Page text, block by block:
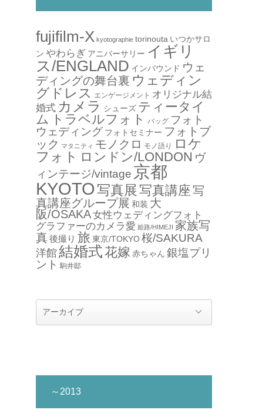
fujifilm-X kyotographie torinouta いつかサロ
ン やわらぎ アニバーサリー イギリ
ス/ENGLAND インバウンド ウェ
ディングの舞台裏 ウェディン
グドレス エンゲージメント オリジナル結
婚式 カメラ シューズ ティータイ
ム トラベルフォト バッグ フォト
ウェディング フォトセミナー フォトブ
ック マタニティ モノクロ モノ語り
ロケ
フォト ロンドン/LONDON ヴ
ィンテージ/vintage 京都
KYOTO 写真展 写真講座写
真講座グループ展 和装 大
阪/OSAKA女性ウェディングフォト
グラファーのカメラ愛 姫路/HIMEJI 家族写
真 後撮り 旅 東京/TOKYO桜/SAKURA
洋館 結婚式花嫁 赤ちゃん 銀塩プリ
ント 駒井邸
～2013